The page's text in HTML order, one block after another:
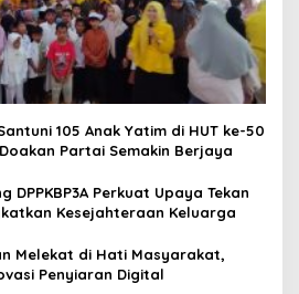
105 Anak Yatim di HUT ke-50
Partai Semakin Berjaya
DPPKBP3A Perkuat Upaya Tekan
Kesejahteraan Keluarga
Melekat di Hati Masyarakat,
Penyiaran Digital